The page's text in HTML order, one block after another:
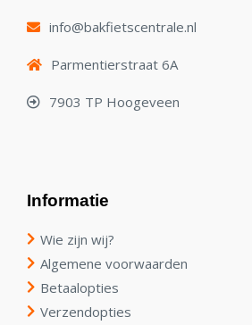
info@bakfietscentrale.nl
Parmentierstraat 6A
7903 TP Hoogeveen
Informatie
Wie zijn wij?
Algemene voorwaarden
Betaalopties
Verzendopties